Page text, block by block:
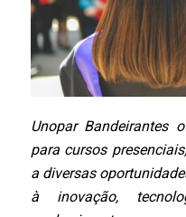
Unopar Bandeirantes
para cursos
a diversas
à inovação,